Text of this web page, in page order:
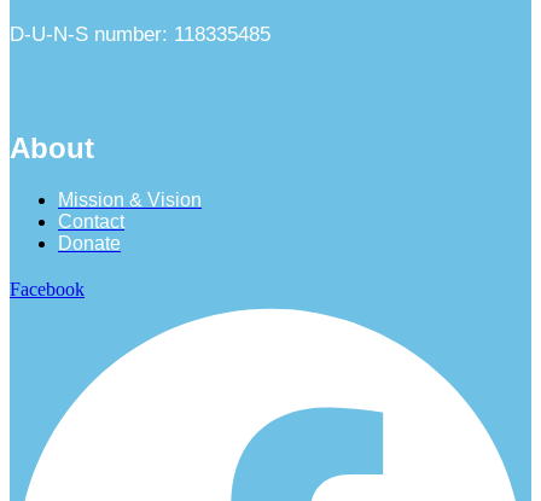
D-U-N-S number: 118335485
About
Mission & Vision
Contact
Donate
Facebook